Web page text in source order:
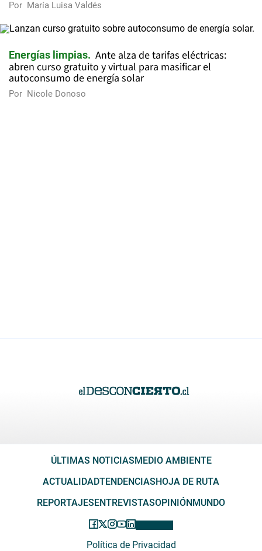
Por María Luisa Valdés
Energías limpias
Ante alza de tarifas eléctricas:
abren curso gratuito y virtual para masificar el
autoconsumo de energía solar
Por Nicole Donoso
ÚLTIMAS NOTICIASMEDIO AMBIENTE
ACTUALIDADTENDENCIASHOJA DE RUTA
REPORTAJESENTREVISTASOPINIÓNMUNDO
Política de Privacidad